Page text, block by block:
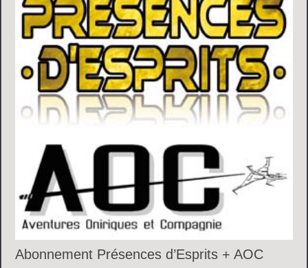
Abonnement Présences d’Esprits + AOC